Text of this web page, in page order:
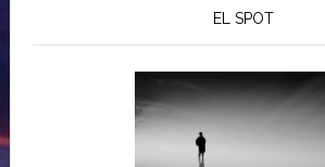
EL SPOT